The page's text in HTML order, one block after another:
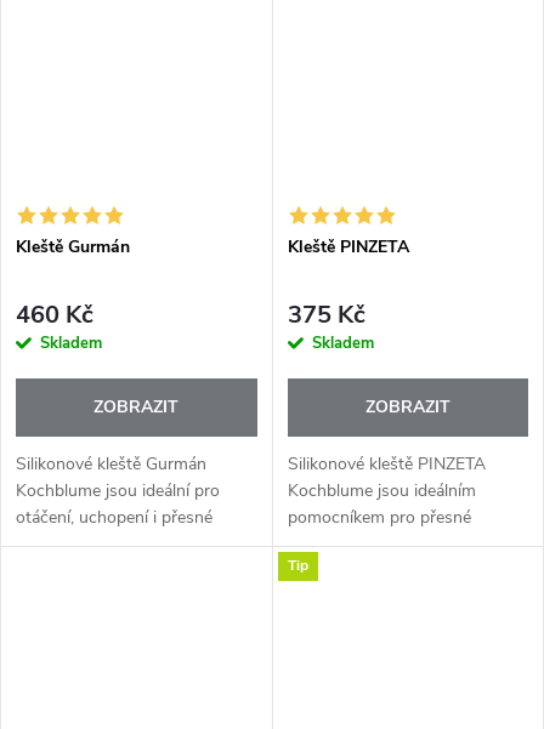
Kleště Gurmán
460 Kč
Skladem
ZOBRAZIT
Silikonové kleště Gurmán
Kochblume jsou ideální pro
otáčení, uchopení i přesné
servírování. Ať už připravujete
Kleště PINZETA
375 Kč
Skladem
ZOBRAZIT
Silikonové kleště PINZETA
Kochblume jsou ideálním
pomocníkem pro přesné
servírování, obracení i
manipulaci s jemnými pokrmy.
Tip